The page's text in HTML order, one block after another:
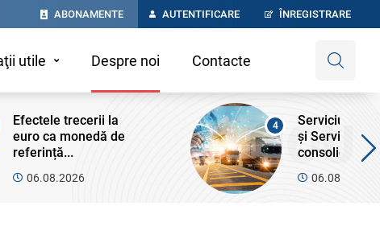
ABONAMENTE AUTENTIFICARE ÎNREGISTRARE
utile Despre noi Contacte
Efectele trecerii la
euro ca monedă de
referință...
06.08.2026
4
Serviciul
și Serviciul
consolide...
06.08.2026